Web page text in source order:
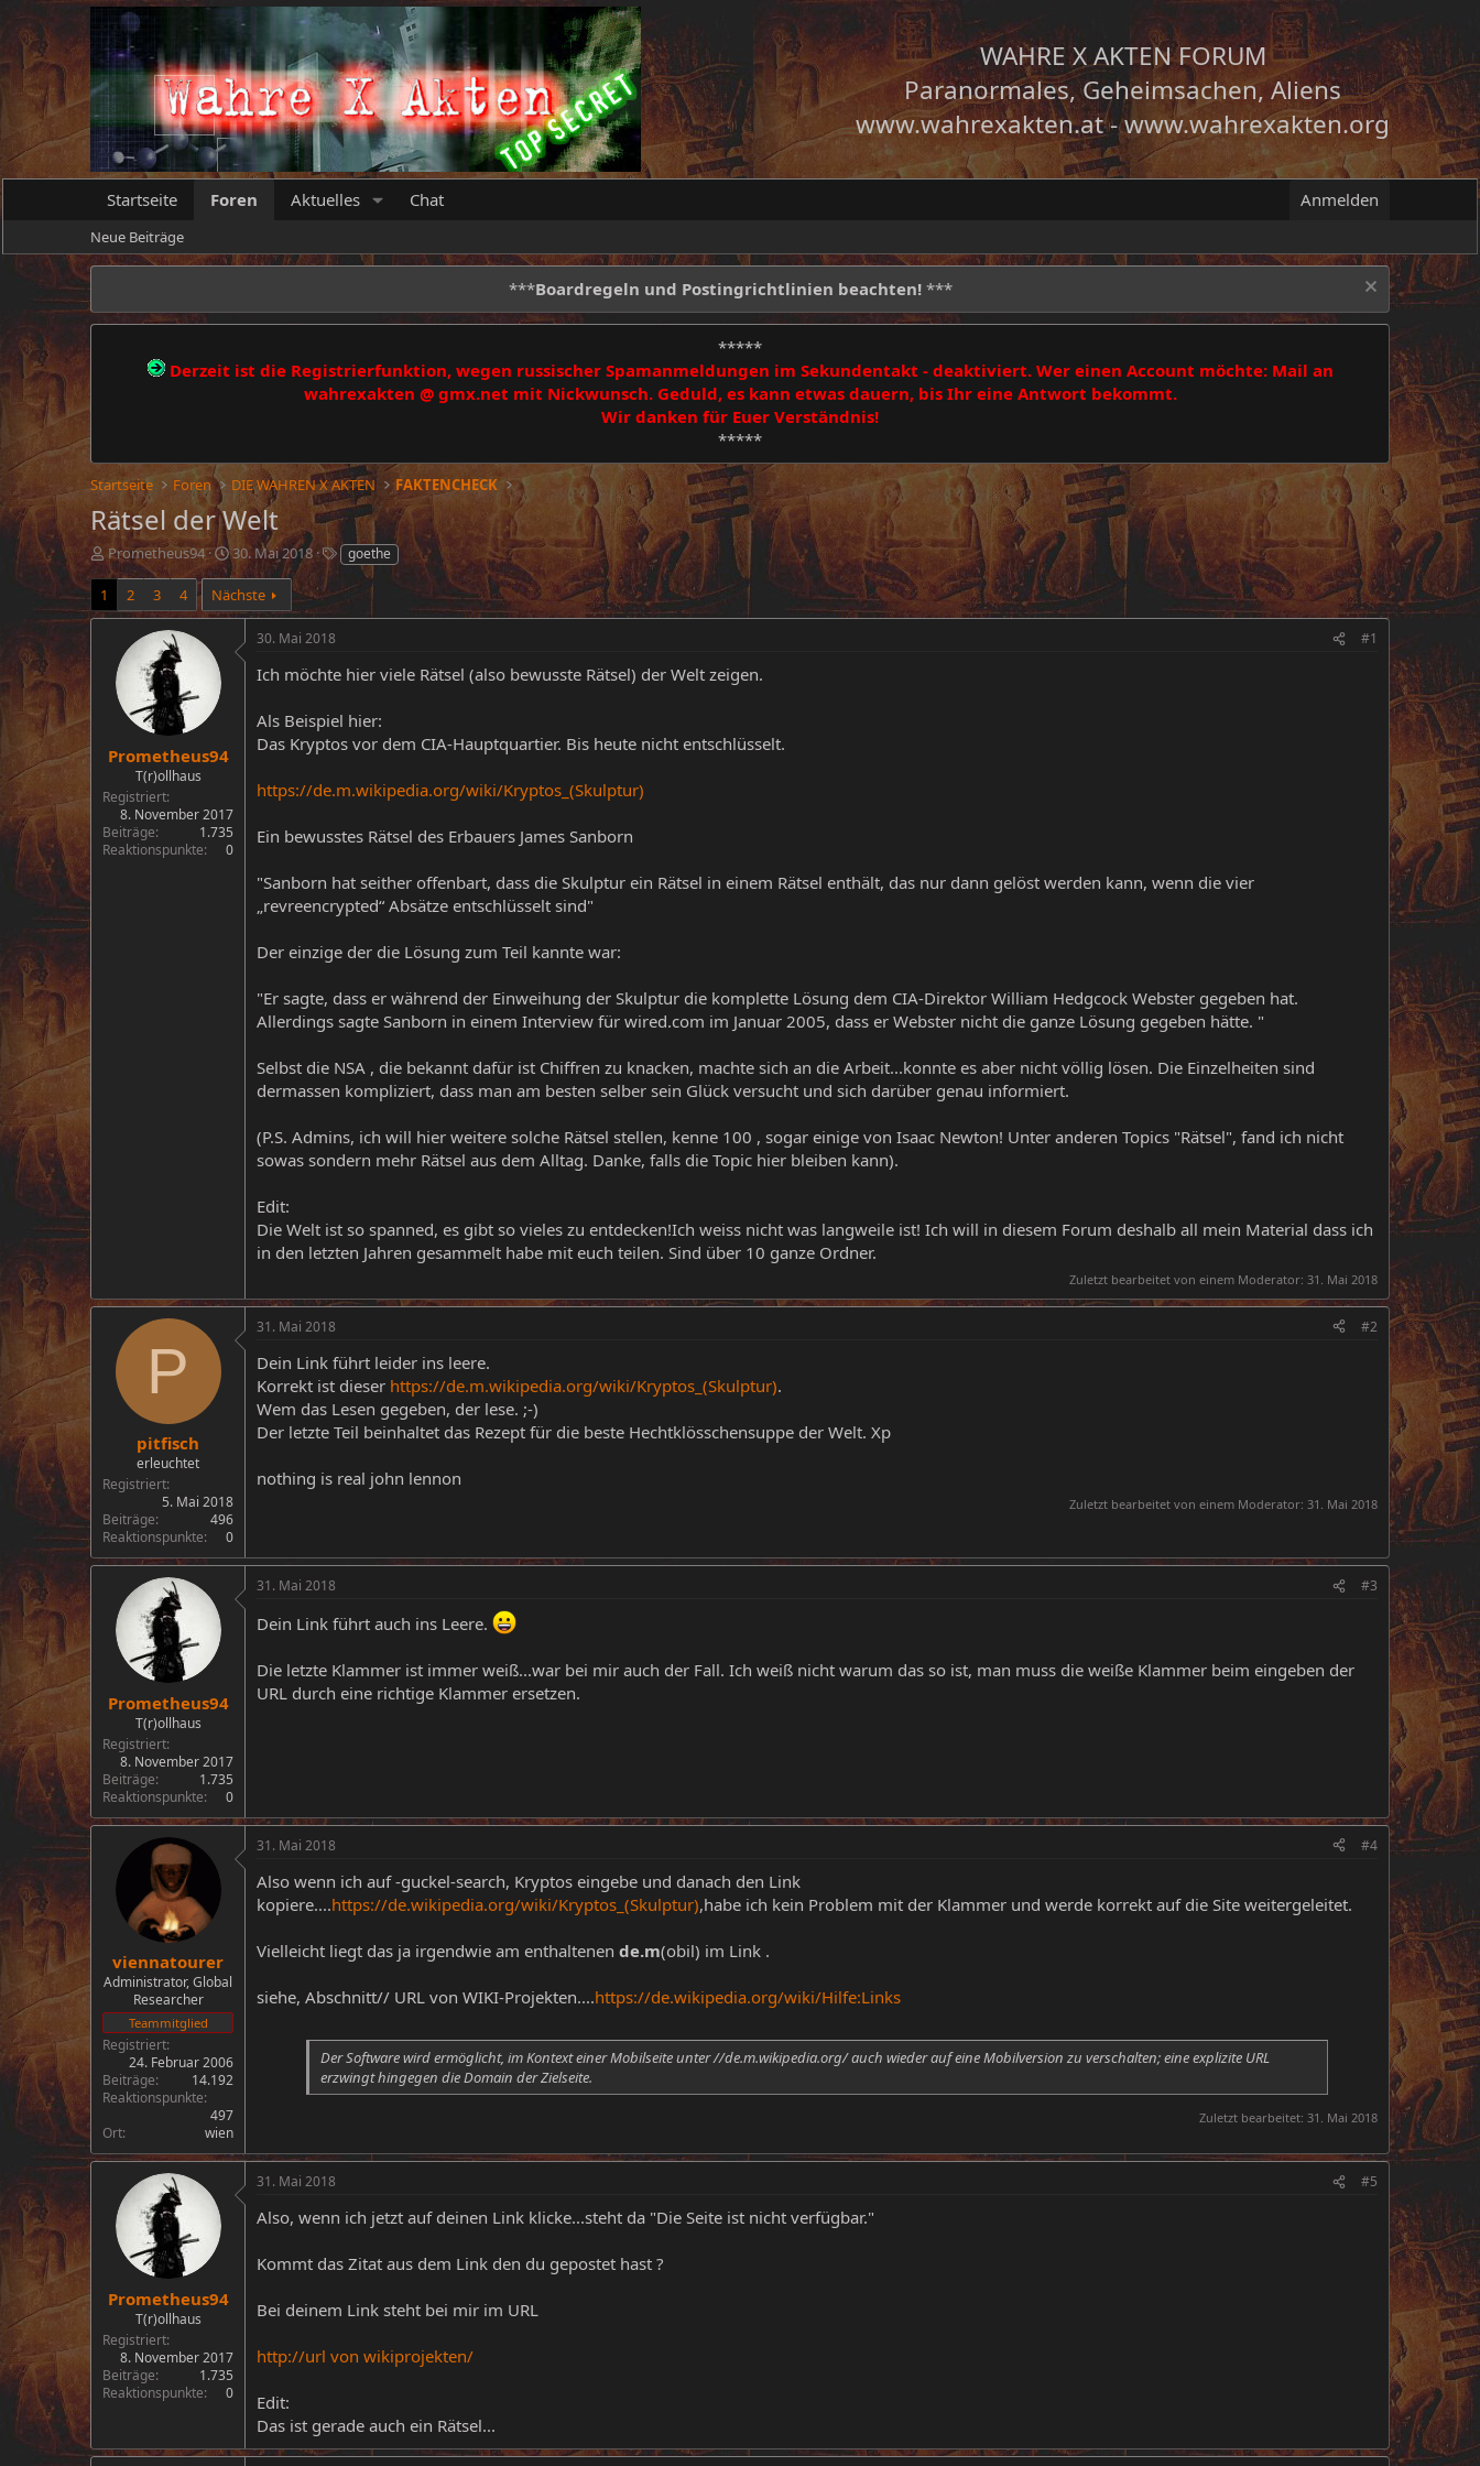
WAHRE X AKTEN FORUM
Paranormales, Geheimsachen, Aliens
www.wahrexakten.at-www.wahrexakten.org
Startseite Foren Aktuelles Chat Anmelden
Neue Beiträge
***Boardregeln und Postingrichtlinien beachten! ***
*****
Derzeit ist die Registrierfunktion, wegen russischer Spamanmeldungen im Sekundentakt - deaktiviert. Wer einen Account möchte: Mail an
wahrexakten @ gmx.net mit Nickwunsch. Geduld, es kann etwas dauern, bis Ihr eine Antwort bekommt.
Wir danken für Euer Verständnis!
*****
Startseite Foren DIE WAHREN X AKTEN FAKTENCHECK
Rätsel der Welt
E
r
t
Prometheus94
E
r
s
t
30. Mai 2018
S
c
h
w
r
t
e
goethe
1 2 3 4 Nächste
Prometheus94
T(r)ollhaus
Registriert
8. November 2017
Beiträge
1.735
Reaktionspunkte
0
30. Mai 2018 #1
Ich möchte hier viele Rätsel (also bewusste Rätsel) der Welt zeigen.
Als Beispiel hier:
Das Kryptos vor dem CIA-Hauptquartier. Bis heute nicht entschlüsselt.
https://de.m.wikipedia.org/wiki/Kryptos_(Skulptur)
Ein bewusstes Rätsel des Erbauers James Sanborn
"Sanborn hat seither offenbart, dass die Skulptur ein Rätsel in einem Rätsel enthält, das nur dann gelöst werden kann, wenn die vier
„revreencrypted“ Absätze entschlüsselt sind"
Der einzige der die Lösung zum Teil kannte war:
"Er sagte, dass er während der Einweihung der Skulptur die komplette Lösung dem CIA-Direktor William Hedgcock Webster gegeben hat.
Allerdings sagte Sanborn in einem Interview für wired.com im Januar 2005, dass er Webster nicht die ganze Lösung gegeben hätte. "
Selbst die NSA , die bekannt dafür ist Chiffren zu knacken, machte sich an die Arbeit...konnte es aber nicht völlig lösen. Die Einzelheiten sind
dermassen kompliziert, dass man am besten selber sein Glück versucht und sich darüber genau informiert.
(P.S. Admins, ich will hier weitere solche Rätsel stellen, kenne 100 , sogar einige von Isaac Newton! Unter anderen Topics "Rätsel", fand ich nicht
sowas sondern mehr Rätsel aus dem Alltag. Danke, falls die Topic hier bleiben kann).
Edit:
Die Welt ist so spanned, es gibt so vieles zu entdecken!Ich weiss nicht was langweile ist! Ich will in diesem Forum deshalb all mein Material dass ich
in den letzten Jahren gesammelt habe mit euch teilen. Sind über 10 ganze Ordner.
Zuletzt bearbeitet von einem Moderator: 31. Mai 2018
P
pitfisch
erleuchtet
Registriert
5. Mai 2018
Beiträge
496
Reaktionspunkte
0
31. Mai 2018 #2
Dein Link führt leider ins leere.
Korrekt ist dieser https://de.m.wikipedia.org/wiki/Kryptos_(Skulptur).
Wem das Lesen gegeben, der lese. ;-)
Der letzte Teil beinhaltet das Rezept für die beste Hechtklösschensuppe der Welt. Xp
nothing is real john lennon
Zuletzt bearbeitet von einem Moderator: 31. Mai 2018
Prometheus94
T(r)ollhaus
Registriert
8. November 2017
Beiträge
1.735
Reaktionspunkte
0
31. Mai 2018 #3
Dein Link führt auch ins Leere.
Die letzte Klammer ist immer weiß...war bei mir auch der Fall. Ich weiß nicht warum das so ist, man muss die weiße Klammer beim eingeben der
URL durch eine richtige Klammer ersetzen.
viennatourer
Administrator, Global
Researcher
Teammitglied
Registriert
24. Februar 2006
Beiträge
14.192
Reaktionspunkte
497
Ort
wien
31. Mai 2018 #4
Also wenn ich auf -guckel-search, Kryptos eingebe und danach den Link
kopiere....https://de.wikipedia.org/wiki/Kryptos_(Skulptur),habe ich kein Problem mit der Klammer und werde korrekt auf die Site weitergeleitet.
Vielleicht liegt das ja irgendwie am enthaltenen de.m(obil) im Link .
siehe, Abschnitt// URL von WIKI-Projekten....https://de.wikipedia.org/wiki/Hilfe:Links
Der Software wird ermöglicht, im Kontext einer Mobilseite unter //de.m.wikipedia.org/ auch wieder auf eine Mobilversion zu verschalten; eine explizite URL
erzwingt hingegen die Domain der Zielseite.
Zuletzt bearbeitet: 31. Mai 2018
Prometheus94
T(r)ollhaus
Registriert
8. November 2017
Beiträge
1.735
Reaktionspunkte
0
31. Mai 2018 #5
Also, wenn ich jetzt auf deinen Link klicke...steht da "Die Seite ist nicht verfügbar."
Kommt das Zitat aus dem Link den du gepostet hast ?
Bei deinem Link steht bei mir im URL
http://url von wikiprojekten/
Edit:
Das ist gerade auch ein Rätsel...